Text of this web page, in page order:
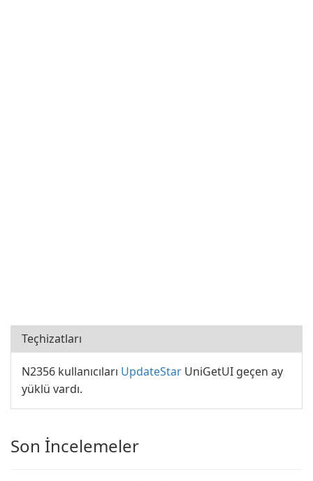
Teçhizatları
N2356 kullanıcıları UpdateStar UniGetUI geçen ay
yüklü vardı.
Son İncelemeler